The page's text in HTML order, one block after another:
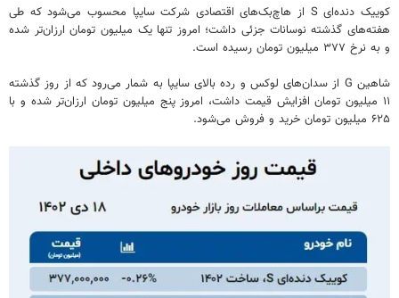
کوییک دنده‌ای S از هاچ‌بک‌های اقتصادی شرکت سایپا محسوب می‌شود که طی
هفته‌های گذشته نوسانات جزئی داشت؛ امروز تنها یک میلیون تومان ارزان‌تر شده
و به نرخ ۳۷۷ میلیون تومان رسیده است.
شاهین G از سدان‌های لوکس و رده بالای سایپا به شمار می‌رود که از روز گذشته
۱۱ میلیون تومان افزایش قیمت داشت، امروز پنج میلیون تومان ارزان‌تر شده و با
۶۲۵ میلیون تومان خرید و فروش می‌شود.